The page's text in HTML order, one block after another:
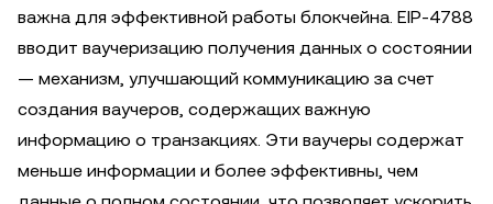
важна для эффективной работы блокчейна. EIP-4788
вводит ваучеризацию получения данных о состоянии
— механизм, улучшающий коммуникацию за счет
создания ваучеров, содержащих важную
информацию о транзакциях. Эти ваучеры содержат
меньше информации и более эффективны, чем